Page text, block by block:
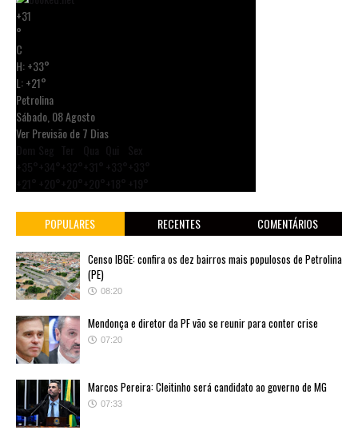
+31
°
C
H:+33°
L:+21°
Petrolina
Sábado, 08 Agosto
Ver Previsão de 7 Dias
POPULARES RECENTES COMENTÁRIOS
Censo IBGE: confira os dez bairros mais populosos de Petrolina
(PE)
08:20
Mendonça e diretor da PF vão se reunir para conter crise
07:20
Marcos Pereira: Cleitinho será candidato ao governo de MG
07:33